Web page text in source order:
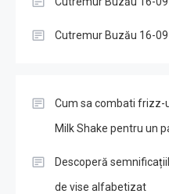
Cutremur Buzău 16-
Cum sa combati frizz-
Milk Shake pentru un
Descoperă
de vise alfabetizat